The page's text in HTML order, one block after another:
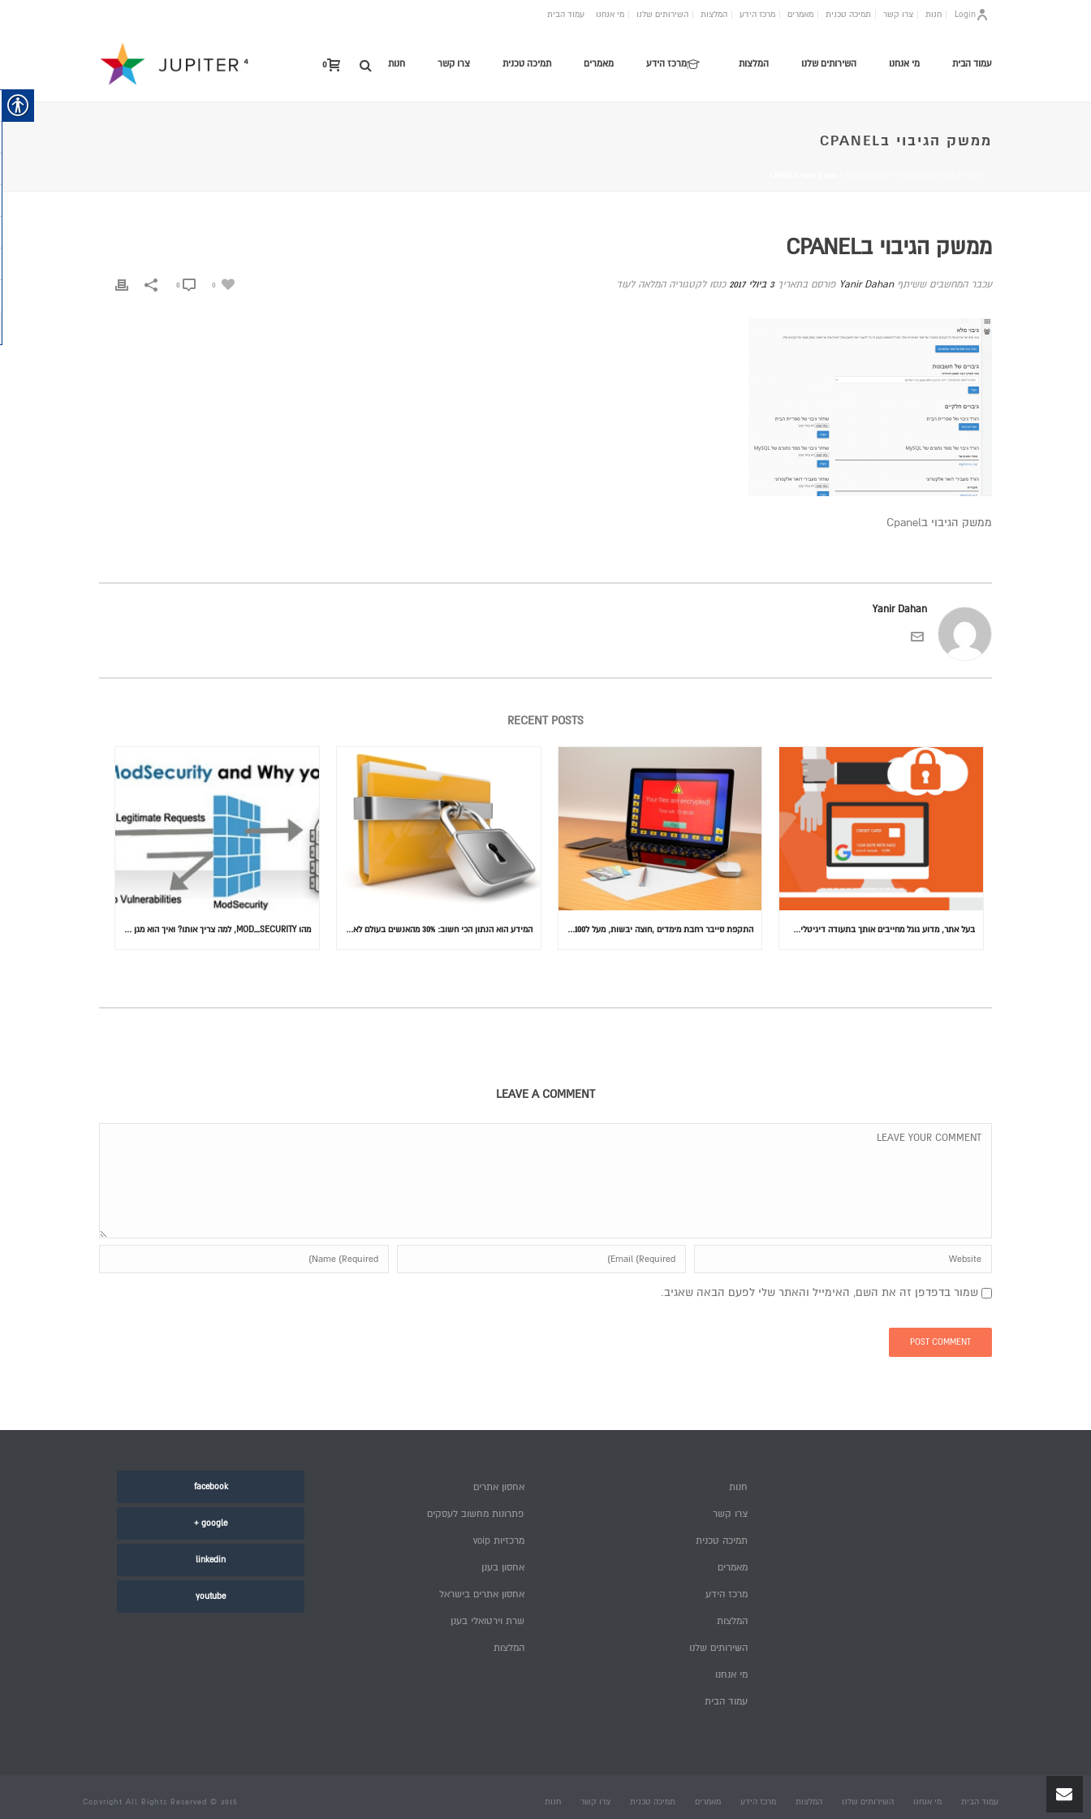
חנות צרו קשר תמיכה טכנית מאמרים מרכז הידע המלצות השירותים שלנו מי אנחנו עמוד הבית Login
חנות צרו קשר תמיכה טכנית מאמרים מרכז הידע המלצות השירותים שלנו מי אנחנו עמוד הבית 0
ממשק הגיבוי בCPANEL
ממשק הגיבוי בCPANEL
עכבר המחשבים ששיתףYanir Dahan פורסם בתאריך3 ביולי 2017 כנסו לקטגוריה המלאה לעוד 0
ממשק הגיבוי בCpanel
Yanir Dahan
RECENT POSTS
בעל אתר, מדוע גוגל מחייבים אותך בתעודה דיגיטלית (SSL) באתרך התקפת סייבר רחבת מימדים ,חוצה יבשות, מעל ל100 מדינות הותקפו ומאות אלפי מחשבים נדבקו המידע הוא הנתון הכי חשוב: 30% מהאנשים בעולם לא גיבו אף פעם מהו MOD_SECURITY, למה צריך אותו? ואיך הוא מגן על אתרכם….
LEAVE A COMMENT
שמור בדפדפן זה את השם, האימייל והאתר שלי לפעם הבאה שאגיב.
facebook
google +
linkedin
youtube
אחסון אתרים
פתרונות מחשוב לעסקים
מרכזיות voip
אחסון בענן
אחסון אתרים בישראל
שרת וירטואלי בענן
המלצות
חנות
צרו קשר
תמיכה טכנית
מאמרים
מרכז הידע
המלצות
השירותים שלנו
מי אנחנו
עמוד הבית
Copyright All Rights Reserved © 2015 חנות צרו קשר תמיכה טכנית מאמרים מרכז הידע המלצות השירותים שלנו מי אנחנו עמוד הבית